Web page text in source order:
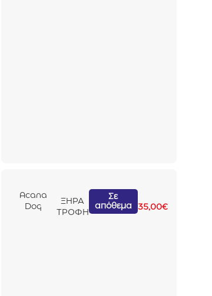
Acana
Dog
ΞΗΡΑ
ΤΡΟΦΗ
Σε
απόθεμα
35,00€